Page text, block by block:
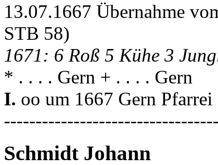
13.07.1667 Übernahme
STB 58)
1671: 6 Roß 5 Kühe 3
* . . . . Gern + . . . . Gern
I. oo um 1667 Gern
Schmidt Johann